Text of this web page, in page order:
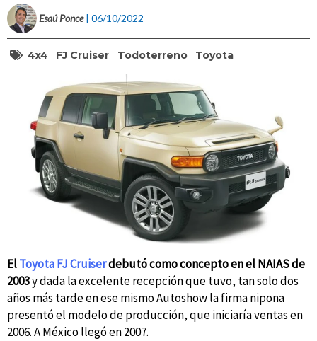
Esaú Ponce | 06/10/2022
4x4 FJ Cruiser Todoterreno Toyota
ElToyota FJ Cruiserdebutó como concepto en el NAIAS de
2003y dada la excelente recepción que tuvo, tan solo dos
años más tarde en ese mismo Autoshow la firma nipona
presentó el modelo de producción, que iniciaría ventas en
2006. A México llegó en 2007.